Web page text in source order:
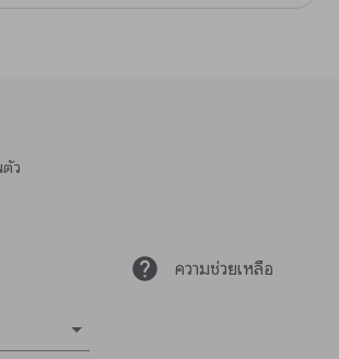
ตัว
help ความช่วยเหลือ